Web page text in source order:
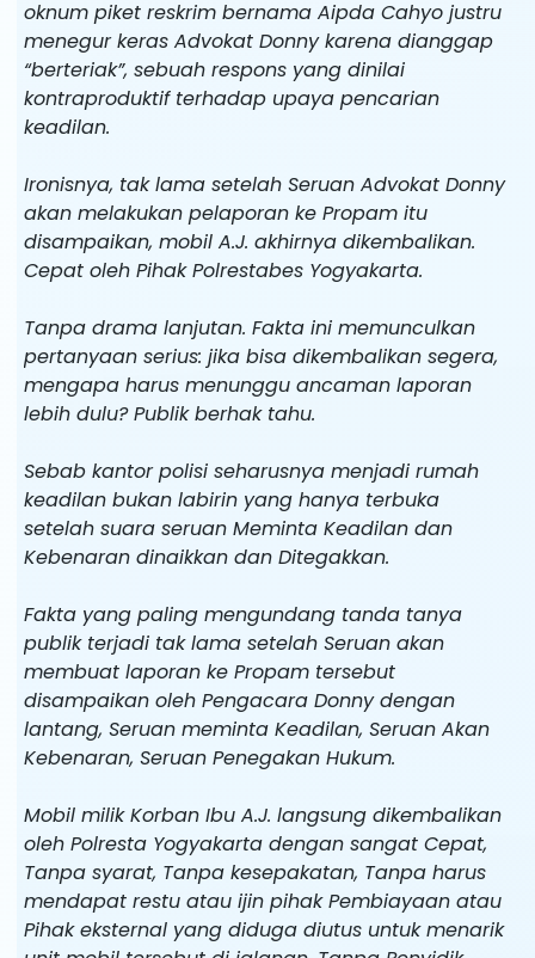
oknum piket reskrim bernama Aipda Cahyo justru
menegur keras Advokat Donny karena dianggap
“berteriak”, sebuah respons yang dinilai
kontraproduktif terhadap upaya pencarian
keadilan.
Ironisnya, tak lama setelah Seruan Advokat Donny
akan melakukan pelaporan ke Propam itu
disampaikan, mobil A.J. akhirnya dikembalikan.
Cepat oleh Pihak Polrestabes Yogyakarta.
Tanpa drama lanjutan. Fakta ini memunculkan
pertanyaan serius: jika bisa dikembalikan segera,
mengapa harus menunggu ancaman laporan
lebih dulu? Publik berhak tahu.
Sebab kantor polisi seharusnya menjadi rumah
keadilan bukan labirin yang hanya terbuka
setelah suara seruan Meminta Keadilan dan
Kebenaran dinaikkan dan Ditegakkan.
Fakta yang paling mengundang tanda tanya
publik terjadi tak lama setelah Seruan akan
membuat laporan ke Propam tersebut
disampaikan oleh Pengacara Donny dengan
lantang, Seruan meminta Keadilan, Seruan Akan
Kebenaran, Seruan Penegakan Hukum.
Mobil milik Korban Ibu A.J. langsung dikembalikan
oleh Polresta Yogyakarta dengan sangat Cepat,
Tanpa syarat, Tanpa kesepakatan, Tanpa harus
mendapat restu atau ijin pihak Pembiayaan atau
Pihak eksternal yang diduga diutus untuk menarik